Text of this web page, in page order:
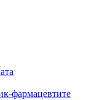
фармацевтите